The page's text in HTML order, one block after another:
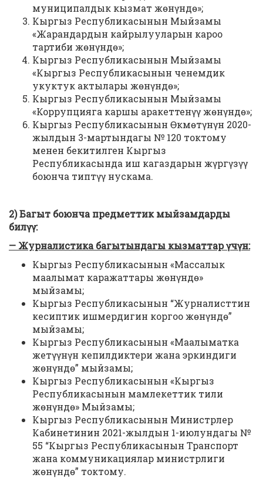
муниципалдык кызмат жөнүндө»;
Кыргыз Республикасынын Мыйзамы
«Жарандардын кайрылууларын кароо
тартиби жөнүндө»;
Кыргыз Республикасынын Мыйзамы
«Кыргыз Республикасынын ченемдик
укуктук актылары жөнүндө»;
Кыргыз Республикасынын Мыйзамы
«Коррупцияга каршы аракеттенүү жөнүндө»;
Кыргыз Республикасынын Өкмөтүнүн 2020-
жылдын 3-мартындагы № 120 токтому
менен бекитилген Кыргыз
Республикасында иш кагаздарын жүргүзүү
боюнча типтүү нускама.
2) Багыт боюнча предметтик мыйзамдарды
билүү:
— Журналистика багытындагы кызматтар үчүн:
Кыргыз Республикасынын «Массалык
маалымат каражаттары жөнүндө»
мыйзамы;
Кыргыз Республикасынын “Журналисттин
кесиптик ишмердигин коргоо жөнүндө”
мыйзамы;
Кыргыз Республикасынын «Маалыматка
жетүүнүн кепилдиктери жана эркиндиги
жөнүндө” мыйзамы;
Кыргыз Республикасынын «Кыргыз
Республикасынын мамлекеттик тили
жөнүндө» Мыйзамы;
Кыргыз Республикасынын Министрлер
Кабинетинин 2021-жылдын 1-июлундагы №
55 “Кыргыз Республикасынын Транспорт
жана коммуникациялар министрлиги
жөнүндө” токтому.